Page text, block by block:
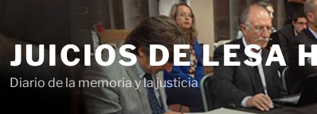
JUICIOS DE LESA
Diario de la memoria y la justicia